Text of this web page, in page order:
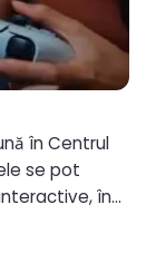
în Centrul
se pot
în